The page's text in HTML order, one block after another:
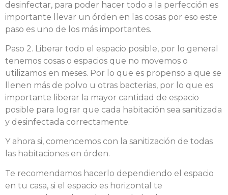
desinfectar, para poder hacer todo a la perfección es
importante llevar un órden en las cosas por eso este
paso es uno de los más importantes.
Paso 2. Liberar todo el espacio posible, por lo general
tenemos cosas o espacios que no movemos o
utilizamos en meses. Por lo que es propenso a que se
llenen más de polvo u otras bacterias, por lo que es
importante liberar la mayor cantidad de espacio
posible para lograr que cada habitación sea sanitizada
y desinfectada correctamente.
Y ahora si, comencemos con la sanitización de todas
las habitaciones en órden.
Te recomendamos hacerlo dependiendo el espacio
en tu casa, si el espacio es horizontal te